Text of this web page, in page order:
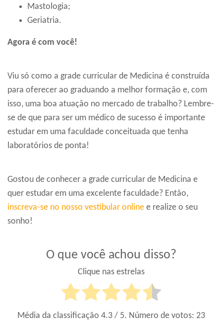
Mastologia;
Geriatria.
Agora é com você!
Viu só como a grade curricular de Medicina é construída
para oferecer ao graduando a melhor formação e, com
isso, uma boa atuação no mercado de trabalho? Lembre-
se de que para ser um médico de sucesso é importante
estudar em uma faculdade conceituada que tenha
laboratórios de ponta!
Gostou de conhecer a grade curricular de Medicina e
quer estudar em uma excelente faculdade? Então,
inscreva-se no nosso vestibular online e realize o seu
sonho!
O que você achou disso?
Clique nas estrelas
Média da classificação 4.3/ 5. Número de votos: 23